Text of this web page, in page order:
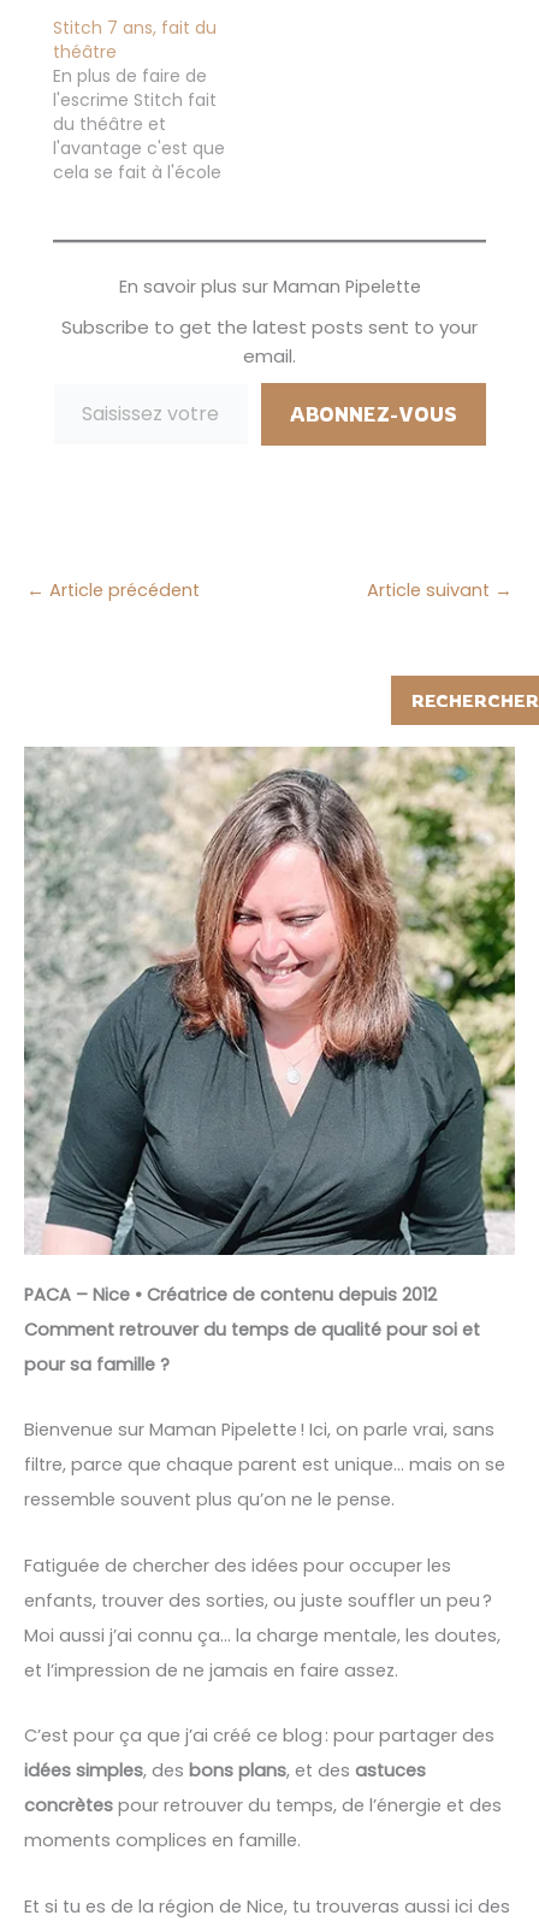
Stitch 7 ans, fait du
théâtre
En plus de faire de
l'escrime Stitch fait
du théâtre et
l'avantage c'est que
cela se fait à l'école
manque de
oui les chiens ne font
pas des chats, j'étais
pareille et je le suis
En savoir plus sur Maman Pipelette
Subscribe to get the latest posts sent to your
email.
ABONNEZ-VOUS
← Article précédent Article suivant →
RECHERCHER
PACA – Nice • Créatrice de contenu depuis 2012
Comment retrouver du temps de qualité pour soi et
pour sa famille ?
Bienvenue sur Maman Pipelette ! Ici, on parle vrai, sans
filtre, parce que chaque parent est unique… mais on se
ressemble souvent plus qu’on ne le pense.
Fatiguée de chercher des idées pour occuper les
enfants, trouver des sorties, ou juste souffler un peu ?
Moi aussi j’ai connu ça… la charge mentale, les doutes,
et l’impression de ne jamais en faire assez.
C’est pour ça que j’ai créé ce blog : pour partager des
idées simples, des bons plans, et des astuces
concrètes pour retrouver du temps, de l’énergie et des
moments complices en famille.
Et si tu es de la région de Nice, tu trouveras aussi ici des